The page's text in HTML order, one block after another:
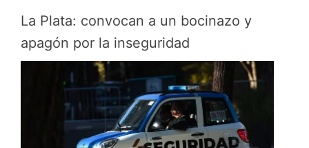
La Plata: convocan a un bocinazo y
apagón por la inseguridad